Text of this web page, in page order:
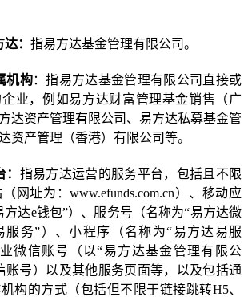
： 指易方达基金管理有限公司。
机构：指易方达基金管理有限公司直接或
业，例如易方达财富管理基金销售（广
达资产管理有限公司、易方达私募基金管
资产管理（香港）有限公司等。
： 指易方达运营的服务平台，包括且不限
网址为：www.efunds.com.cn）、移动应
方达e钱包”）、服务号（名称为“易方达微
服务”）、小程序（名称为“易方达易服
微信账号（以“易方达基金管理有限公
账号）以及其他服务页面等，以及包括通
构的方式（包括但不限于链接跳转H5、